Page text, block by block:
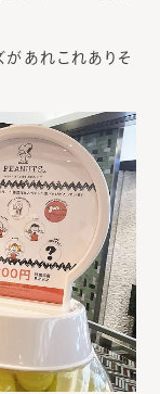
があれこれありそ